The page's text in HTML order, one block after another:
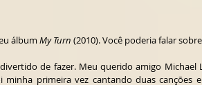
álbum My Turn (2010). Você poderia falar
de fazer. Meu querido amigo
primeira vez cantando duas canções